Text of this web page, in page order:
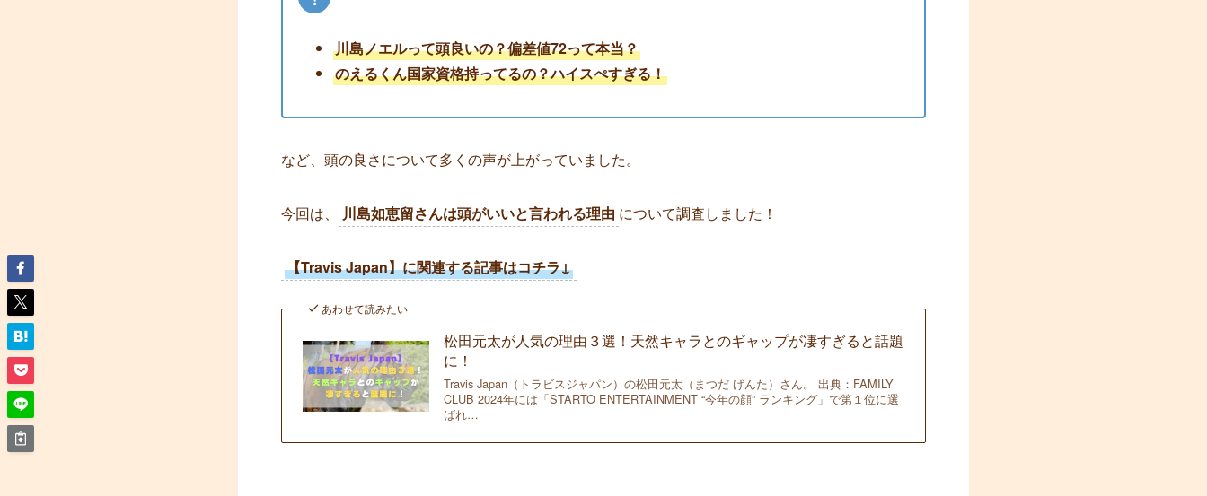
川島ノエルって頭良いの？偏差値72って本当？
のえるくん国家資格持ってるの？ハイスぺすぎる！
など、頭の良さについて多くの声が上がっていました。
今回は、 川島如恵留さんは頭がいいと言われる理由 について調査しました！
【Travis Japan】に関連する記事はコチラ↓
あわせて読みたい
松田元太が人気の理由３選！天然キャラとのギャップが凄すぎると話題
に！
Travis Japan（トラビスジャパン）の松田元太（まつだ げんた）さん。 出典：FAMILY
CLUB 2024年には「STARTO ENTERTAINMENT “今年の顔” ランキング」で第１位に選
ばれ…